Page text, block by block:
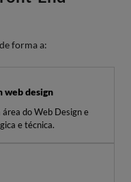
forma a:
web design
do Web Design e
e técnica.